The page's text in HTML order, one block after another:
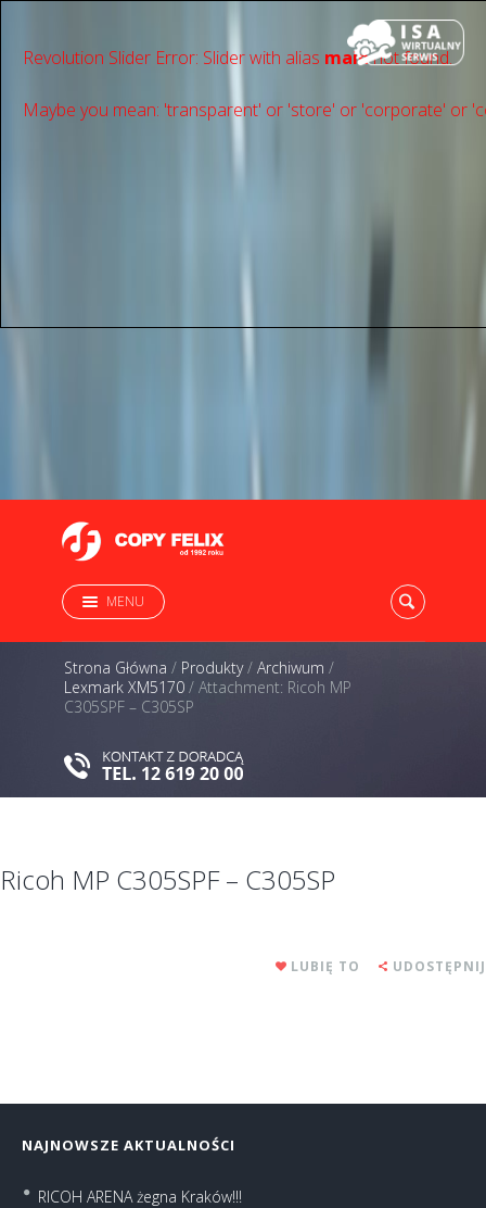
Revolution Slider Error: Slider with alias mainnot found.
Maybe you mean: 'transparent' or 'store' or 'сorporate' or
MENU
Strona Główna / Produkty/ Archiwum /
Lexmark XM5170 / Attachment: Ricoh MP
C305SPF – C305SP
Ricoh MP C305SPF – C305SP
LUBIĘ TO UDOSTĘPNIJ
NAJNOWSZE AKTUALNOŚCI
RICOH ARENA żegna Kraków!!!